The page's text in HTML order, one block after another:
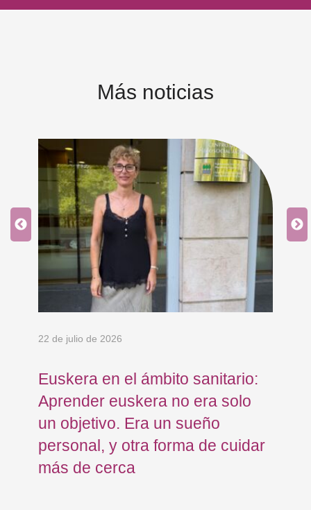
Más noticias
22 de julio de 2026
Euskera en el ámbito sanitario:
Aprender euskera no era solo
un objetivo. Era un sueño
personal, y otra forma de cuidar
más de cerca